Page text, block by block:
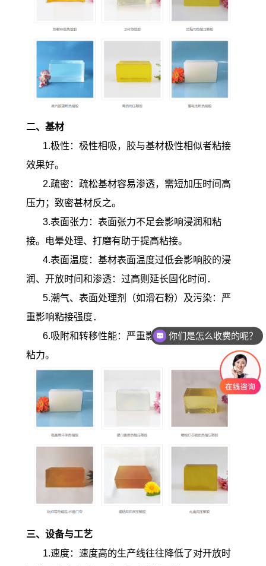
二、基材
1.极性：极性相吸，胶与基材极性相似者粘接
效果好。
2.疏密：疏松基材容易渗透，需短加压时间高
压力；致密甚材反之。
3.表面张力：表面张力不足会影响浸润和粘
接。电晕处理、打磨有助于提高粘接。
4.表面温度：基材表面温度过低会影响胶的浸
润、开放时间和渗透：过高则延长固化时间．
5.潮气、表面处理剂（如滑石粉）及污染：严
重影响粘接强度．
6.吸附和转移性能：严重影响热熔胶的老化与
粘力。
三、设备与工艺
1.速度：速度高的生产线往往降低了对开放时
你们是怎么收费的呢？
现在有优惠活动么？